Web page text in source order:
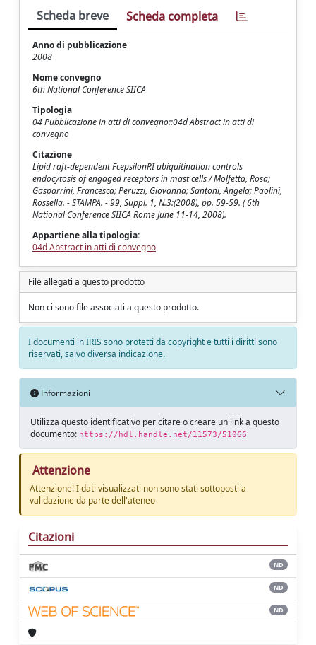
Scheda breve Scheda completa
Anno di pubblicazione
2008
Nome convegno
6th National Conference SIICA
Tipologia
04 Pubblicazione in atti di convegno::04d Abstract in atti di
convegno
Citazione
Lipid raft-dependent FcepsilonRI ubiquitination controls
endocytosis of engaged receptors in mast cells / Molfetta, Rosa;
Gasparrini, Francesca; Peruzzi, Giovanna; Santoni, Angela; Paolini,
Rossella. - STAMPA. - 99, Suppl. 1, N.3:(2008), pp. 59-59. ( 6th
National Conference SIICA Rome June 11-14, 2008).
Appartiene alla tipologia:
04d Abstract in atti di convegno
File allegati a questo prodotto
Non ci sono file associati a questo prodotto.
I documenti in IRIS sono protetti da copyright e tutti i diritti sono
riservati, salvo diversa indicazione.
Informazioni
Utilizza questo identificativo per citare o creare un link a questo
documento: https://hdl.handle.net/11573/51066
Attenzione
Attenzione! I dati visualizzati non sono stati sottoposti a
validazione da parte dell'ateneo
Citazioni
ND
ND
ND